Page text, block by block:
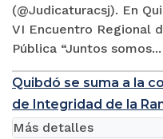
(@Judicaturacsj). En
VI Encuentro Regional
Pública “Juntos somos...
Quibdó se suma a la
de Integridad de la
Más detalles